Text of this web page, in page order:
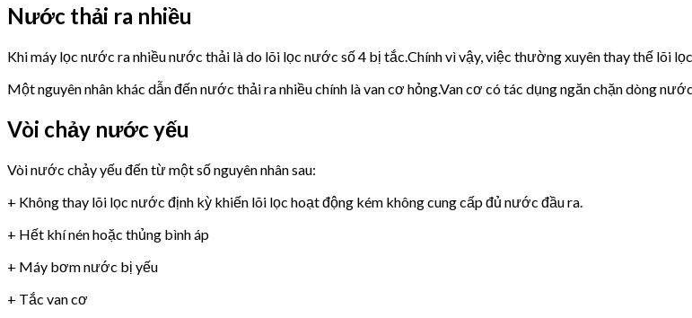
Nước thải ra nhiều
Khi máy lọc nước ra nhiều nước thải là do lõi lọc nước số 4 bị tắc.Chính vì vậy, việc thường xuyên thay thế lõi
Một nguyên nhân khác dẫn đến nước thải ra nhiều chính là van cơ hỏng.Van cơ có tác dụng ngăn chặn dòng
Vòi chảy nước yếu
Vòi nước chảy yếu đến từ một số nguyên nhân sau:
+ Không thay lõi lọc nước định kỳ khiến lõi lọc hoạt động kém không cung cấp đủ nước đầu ra.
+ Hết khí nén hoặc thủng bình áp
+ Máy bơm nước bị yếu
+ Tắc van cơ